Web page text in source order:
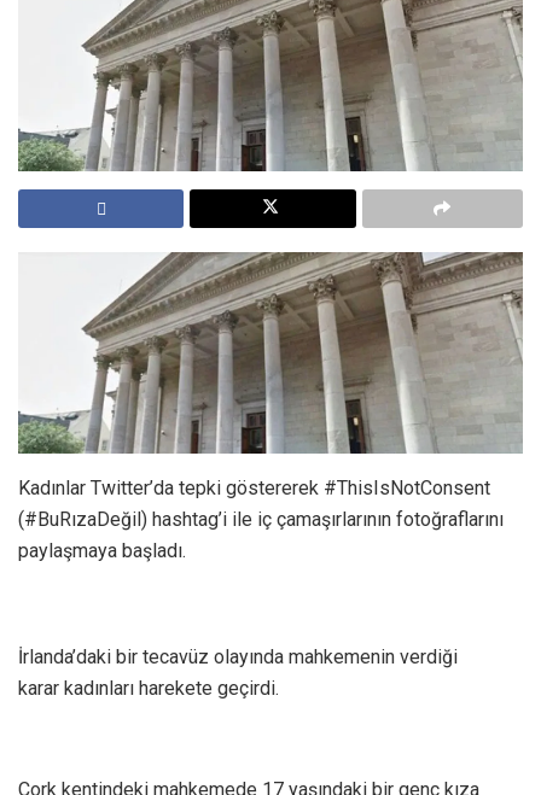
Kadınlar Twitter’da tepki göstererek #ThisIsNotConsent
(#BuRızaDeğil) hashtag’i ile iç çamaşırlarının fotoğraflarını
paylaşmaya başladı.
İrlanda’daki bir tecavüz olayında mahkemenin verdiği
karar kadınları harekete geçirdi.
Cork kentindeki mahkemede 17 yaşındaki bir genç kıza